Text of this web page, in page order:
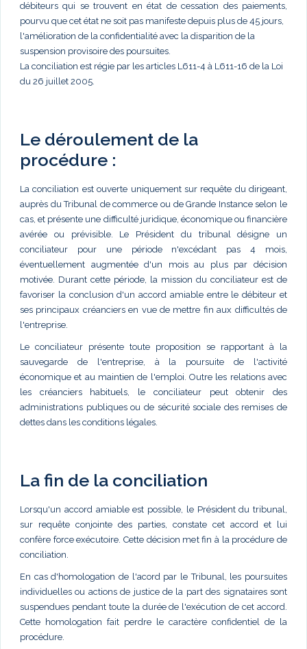
débiteurs qui se trouvent en état de cessation des paiements,
pourvu que cet état ne soit pas manifeste depuis plus de 45 jours,
l'amélioration de la confidentialité avec la disparition de la
suspension provisoire des poursuites.
La conciliation est régie par les articles L611-4 à L611-16 de la Loi
du 26 juillet 2005.
Le déroulement de la
procédure :
La conciliation est ouverte uniquement sur requête du dirigeant,
auprès du Tribunal de commerce ou de Grande Instance selon le
cas, et présente une difficulté juridique, économique ou financière
avérée ou prévisible. Le Président du tribunal désigne un
conciliateur pour une période n'excédant pas 4 mois,
éventuellement augmentée d'un mois au plus par décision
motivée. Durant cette période, la mission du conciliateur est de
favoriser la conclusion d'un accord amiable entre le débiteur et
ses principaux créanciers en vue de mettre fin aux difficultés de
l'entreprise.
Le conciliateur présente toute proposition se rapportant à la
sauvegarde de l'entreprise, à la poursuite de l'activité
économique et au maintien de l'emploi. Outre les relations avec
les créanciers habituels, le conciliateur peut obtenir des
administrations publiques ou de sécurité sociale des remises de
dettes dans les conditions légales.
La fin de la conciliation
Lorsqu'un accord amiable est possible, le Président du tribunal,
sur requête conjointe des parties, constate cet accord et lui
confère force exécutoire. Cette décision met fin à la procédure de
conciliation.
En cas d'homologation de l'acord par le Tribunal, les poursuites
individuelles ou actions de justice de la part des signataires sont
suspendues pendant toute la durée de l'exécution de cet accord.
Cette homologation fait perdre le caractère confidentiel de la
procédure.